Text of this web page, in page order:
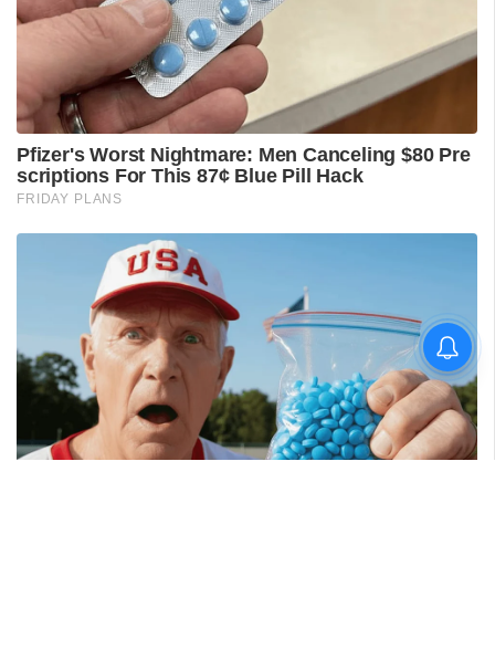
വിദ്യാർഥിയെ മർദിച്ചെന്ന
പരാതിയിൽ പാലക്കാട്
അധ്യാപകനെ
സസ്‌പെൻഡ് ചെയ്തു